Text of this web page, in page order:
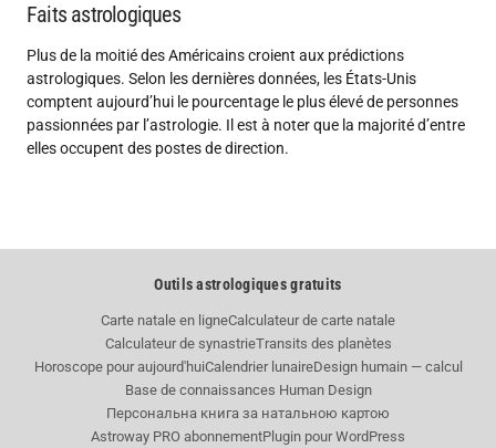
Faits astrologiques
Plus de la moitié des Américains croient aux prédictions
astrologiques. Selon les dernières données, les États-Unis
comptent aujourd’hui le pourcentage le plus élevé de personnes
passionnées par l’astrologie. Il est à noter que la majorité d’entre
elles occupent des postes de direction.
Outils astrologiques gratuits
Carte natale en ligneCalculateur de carte natale
Calculateur de synastrieTransits des planètes
Horoscope pour aujourd'huiCalendrier lunaireDesign humain — calcul
Base de connaissances Human Design
Персональна книга за натальною картою
Astroway PRO abonnementPlugin pour WordPress